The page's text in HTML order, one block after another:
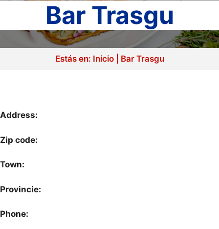
Bar Trasgu
Estás en: Inicio| Bar Trasgu
Address:
Zip code:
Town:
Provincie:
Phone: